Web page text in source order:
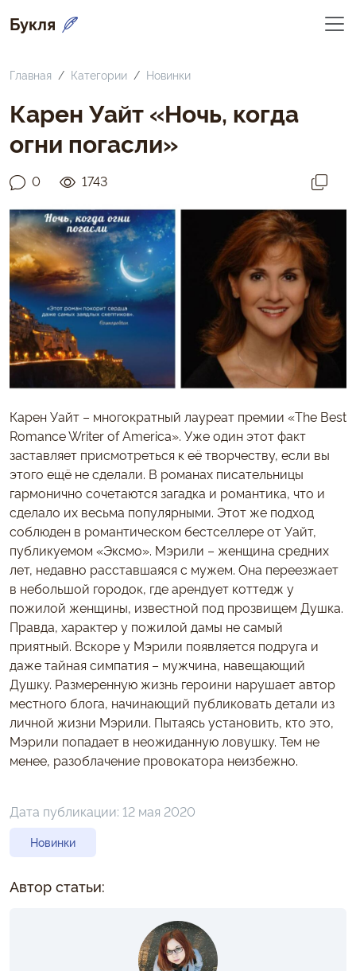
Букля
Главная Категории Новинки
Карен Уайт «Ночь, когда
огни погасли»
0 1743
Карен Уайт – многократный лауреат премии «The Best
Romance Writer of America». Уже один этот факт
заставляет присмотреться к её творчеству, если вы
этого ещё не сделали. В романах писательницы
гармонично сочетаются загадка и романтика, что и
сделало их весьма популярными. Этот же подход
соблюден в романтическом бестселлере от Уайт,
публикуемом «Эксмо». Мэрили – женщина средних
лет, недавно расставшаяся с мужем. Она переезжает
в небольшой городок, где арендует коттедж у
пожилой женщины, известной под прозвищем Душка.
Правда, характер у пожилой дамы не самый
приятный. Вскоре у Мэрили появляется подруга и
даже тайная симпатия – мужчина, навещающий
Душку. Размеренную жизнь героини нарушает автор
местного блога, начинающий публиковать детали из
личной жизни Мэрили. Пытаясь установить, кто это,
Мэрили попадает в неожиданную ловушку. Тем не
менее, разоблачение провокатора неизбежно.
Дата публикации: 12 мая 2020
Новинки
Автор статьи: